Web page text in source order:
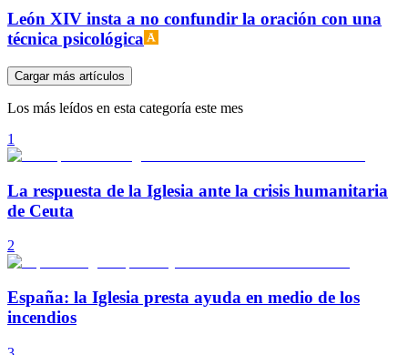
León XIV insta a no confundir la oración con una
técnica psicológica
Cargar más artículos
Los más leídos en esta categoría este mes
1
La respuesta de la Iglesia ante la crisis humanitaria
de Ceuta
2
España: la Iglesia presta ayuda en medio de los
incendios